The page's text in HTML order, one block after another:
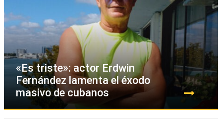
«Es triste»: actor Erdwin
Fernández lamenta el éxodo
masivo de cubanos